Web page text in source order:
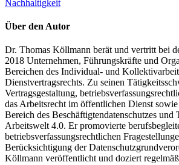
Nachhaltigkeit
Über den Autor
Dr. Thomas Köllmann berät und vertritt bei
2018 Unternehmen, Führungskräfte und
Bereichen des Individual- und
Dienstvertragsrechts. Zu seinen
Vertragsgestaltung,
das Arbeitsrecht im öffentlichen Dienst
Bereich des Beschäftigtendatenschutzes und
Arbeitswelt 4.0. Er promovierte
betriebsverfassungsrechtlichen
Berücksichtigung der
Köllmann veröffentlicht und doziert